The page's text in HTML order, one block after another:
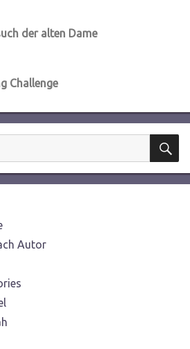
der alten Dame
Challenge
Autor